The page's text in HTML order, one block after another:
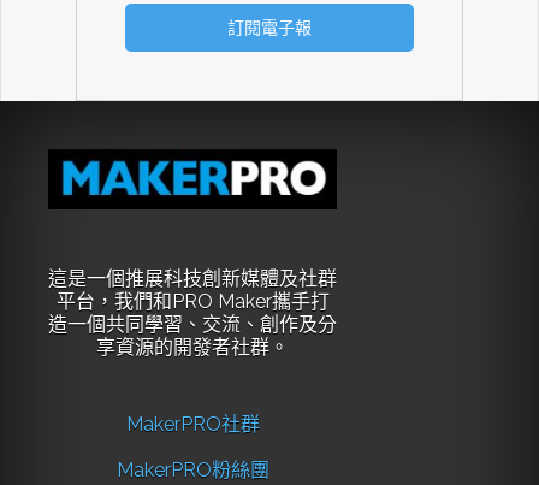
這是一個推展科技創新媒體及社群
平台，我們和PRO Maker攜手打
造一個共同學習、交流、創作及分
享資源的開發者社群。
MakerPRO社群
MakerPRO粉絲團